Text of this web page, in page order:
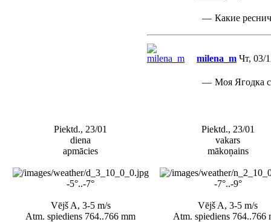
— Какие
milena_m Чт, 03/
— Моя Ягодка
Piektd., 23/01
diena
apmācies
-5°..-7°
Vējš A, 3-5 m/s
Atm. spiediens 764..766 mm
Piektd., 23/01
vakars
mākoņains
-7°..-9°
Vējš A, 3-5 m/s
Atm. spiediens 764..766